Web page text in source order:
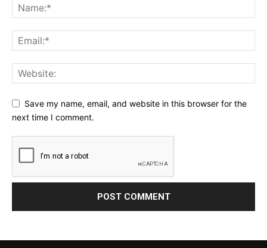
Save my name, email, and website in this browser for the
next time I comment.